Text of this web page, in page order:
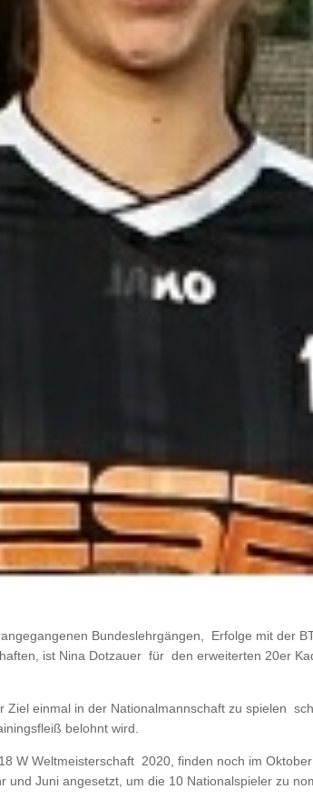
Bundeslehrgängen, Erfolge mit der
ist Nina Dotzauer für den erweiterten 20er
einmal in der Nationalmannschaft zu spielen
belohnt wird.
W Weltmeisterschaft 2020, finden noch im
Juni angesetzt, um die 10 Nationalspieler zu